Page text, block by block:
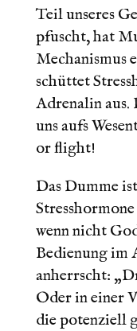
Teil unseres
pfuscht, hat
Mechanismus
schüttet
Adrenalin aus.
uns aufs
or flight!
Das Dumme
wenn nicht
Bedienung im
anherrscht:
Oder in einer
die potenziell